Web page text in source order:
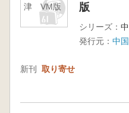
津 VM版
版
シリーズ：
発行元：
新刊 取り寄せ